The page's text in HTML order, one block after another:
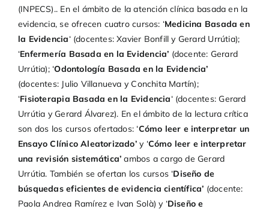
(INPECS).. En el ámbito de la atención clínica basada en la
evidencia, se ofrecen cuatro cursos: ‘Medicina Basada en
la Evidencia‘ (docentes: Xavier Bonfill y Gerard Urrútia);
‘Enfermería Basada en la Evidencia’ (docente: Gerard
Urrútia); ‘Odontología Basada en la Evidencia’
(docentes: Julio Villanueva y Conchita Martín);
‘Fisioterapia Basada en la Evidencia‘ (docentes: Gerard
Urrútia y Gerard Álvarez). En el ámbito de la lectura crítica
son dos los cursos ofertados: ‘Cómo leer e interpretar un
Ensayo Clínico Aleatorizado’y ‘Cómo leer e interpretar
una revisión sistemática’ ambos a cargo de Gerard
Urrútia. También se ofertan los cursos ‘Diseño de
búsquedas eficientes de evidencia científica’ (docente:
Paola Andrea Ramírez e Ivan Solà) y ‘Diseño e